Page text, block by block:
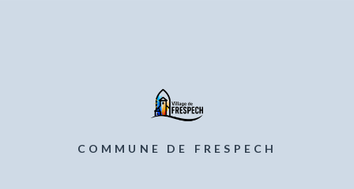
COMMUNE DE FRESPECH